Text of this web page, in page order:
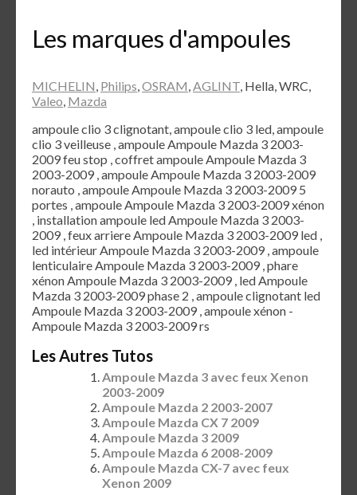
Les marques d'ampoules
MICHELIN, Philips,OSRAM,AGLINT, Hella, WRC,
Valeo, Mazda
ampoule clio 3 clignotant, ampoule clio 3 led, ampoule
clio 3 veilleuse , ampoule Ampoule Mazda 3 2003-
2009 feu stop , coffret ampoule Ampoule Mazda 3
2003-2009 , ampoule Ampoule Mazda 3 2003-2009
norauto , ampoule Ampoule Mazda 3 2003-2009 5
portes , ampoule Ampoule Mazda 3 2003-2009 xénon
, installation ampoule led Ampoule Mazda 3 2003-
2009 , feux arriere Ampoule Mazda 3 2003-2009 led ,
led intérieur Ampoule Mazda 3 2003-2009 , ampoule
lenticulaire Ampoule Mazda 3 2003-2009 , phare
xénon Ampoule Mazda 3 2003-2009 , led Ampoule
Mazda 3 2003-2009 phase 2 , ampoule clignotant led
Ampoule Mazda 3 2003-2009 , ampoule xénon -
Ampoule Mazda 3 2003-2009 rs
Les Autres Tutos
Ampoule Mazda 3 avec feux Xenon
2003-2009
Ampoule Mazda 2 2003-2007
Ampoule Mazda CX 7 2009
Ampoule Mazda 3 2009
Ampoule Mazda 6 2008-2009
Ampoule Mazda CX-7 avec feux
Xenon 2009